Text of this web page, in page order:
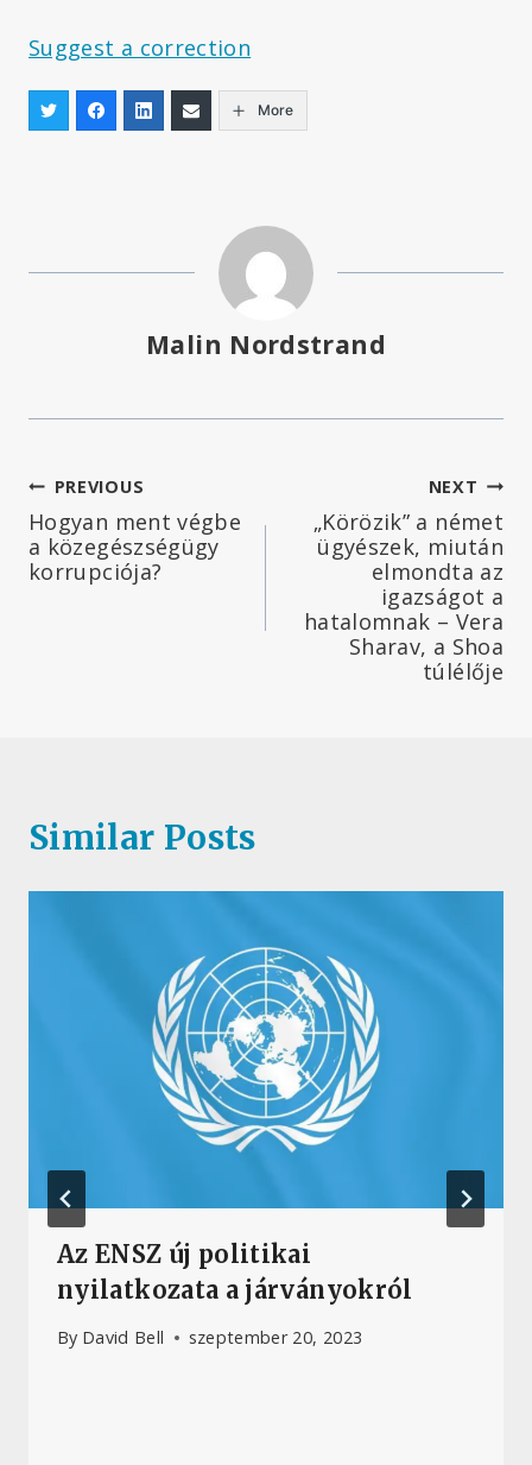
Suggest a correction
More
Malin Nordstrand
Bejegyzés
navigáció
PREVIOUS
Hogyan ment végbe
a közegészségügy
korrupciója?
NEXT
„Körözik” a német
ügyészek, miután
elmondta az
igazságot a
hatalomnak – Vera
Sharav, a Shoa
túlélője
Similar Posts
Az ENSZ új politikai
nyilatkozata a járványokról
By David Bell szeptember 20, 2023